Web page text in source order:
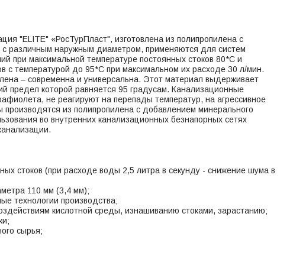
"ELITE" «РосТурПласт", изготовлена из полипропилена с
различным наружным диаметром, применяются для систем
при максимальной температуре постоянных стоков 80*С и
с температурой до 95*С при максимальном их расходе 30 л/мин.
– современна и универсальна. Этот материал выдерживает
предел которой равняется 95 градусам. Канализационные
не реагируют на перепады температур, на агрессивное
производятся из полипропилена с добавлением минерального
во внутренних канализационных безнапорных сетях
стоков (при расходе воды 2,5 литра в секунду - снижение шума в
110 мм (3,4 мм);
технологии производства;
кислотной среды, изнашиванию стоками, зарастанию;
сырья;